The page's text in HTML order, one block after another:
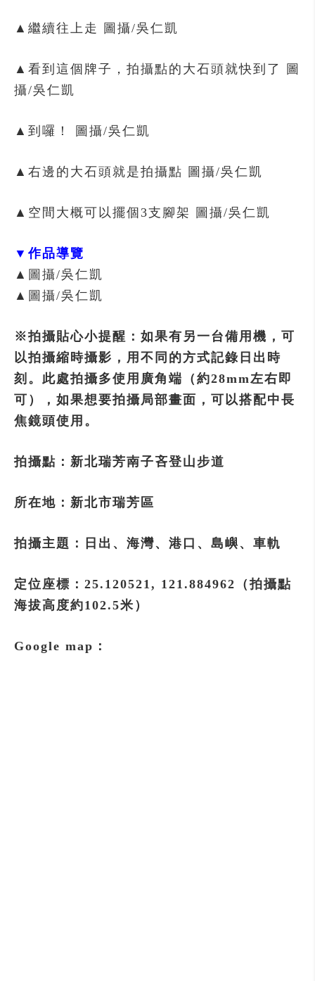
▲繼續往上走 圖攝/吳仁凱
▲看到這個牌子，拍攝點的大石頭就快到了
圖
攝/吳仁凱
▲到囉！ 圖攝/吳仁凱
▲右邊的大石頭就是拍攝點 圖攝/吳仁凱
▲空間大概可以擺個3支腳架 圖攝/吳仁凱
▼作品導覽
▲圖攝/吳仁凱
▲圖攝/吳仁凱
※拍攝貼心小提醒：如果有另一台備用機，可
以拍攝縮時攝影，用不同的方式記錄日出時
刻。此處拍攝多使用廣角端（約28mm左右即
可），如果想要拍攝局部畫面，可以搭配中長
焦鏡頭使用。
拍攝點：新北瑞芳南子吝登山步道
所在地：新北市瑞芳區
拍攝主題：日出、海灣、港口、島嶼、車軌
定位座標：25.120521, 121.884962（拍攝點
海拔高度約102.5米）
Google map：